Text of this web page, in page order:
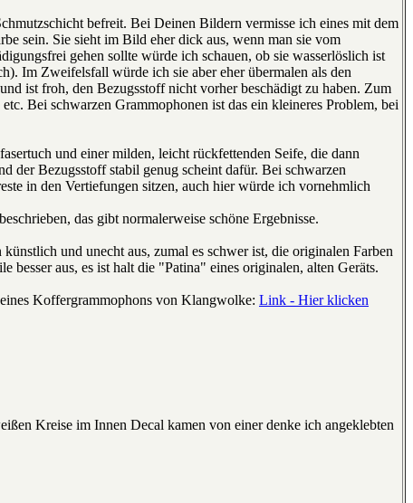
befreit. Bei Deinen Bildern vermisse ich eines mit dem
sein. Sie sieht im Bild eher dick aus, wenn man sie vom
gehen sollte würde ich schauen, ob sie wasserlöslich ist
Im Zweifelsfall würde ich sie aber eher übermalen als den
ist froh, den Bezugsstoff nicht vorher beschädigt zu haben. Zum
Bei schwarzen Grammophonen ist das ein kleineres Problem, bei
und einer milden, leicht rückfettenden Seife, die dann
der Bezugsstoff stabil genug scheint dafür. Bei schwarzen
in den Vertiefungen sitzen, auch hier würde ich vornehmlich
das gibt normalerweise schöne Ergebnisse.
und unecht aus, zumal es schwer ist, die originalen Farben
besser aus, es ist halt die "Patina" eines originalen, alten Geräts.
Koffergrammophons von Klangwolke: Link - Hier klicken
Kreise im Innen Decal kamen von einer denke ich angeklebten